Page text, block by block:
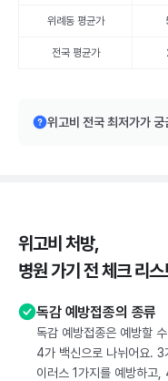
위례동평균가
전국 평균가
위고비 전국 최저가가
위고비 처방,
병원 가기 전 체크 리스
독감 예방접종의 종류
독감 예방접종은 예방할
4가 백신으로 나뉘어요.
이러스 1가지를 예방하고,